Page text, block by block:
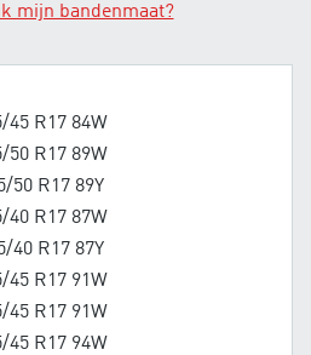
mijn bandenmaat?
45 R17 84W
50 R17 89W
50 R17 89Y
40 R17 87W
40 R17 87Y
45 R17 91W
45 R17 91W
45 R17 94W